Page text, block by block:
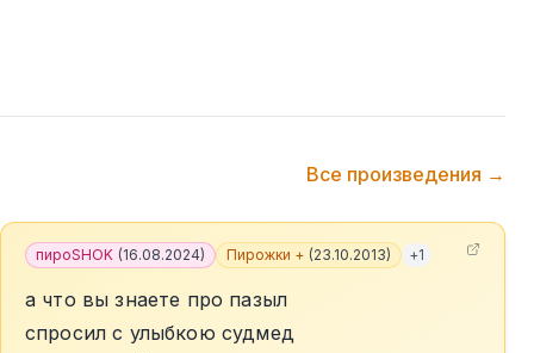
Все произведения →
пироSHOK (16.08.2024) Пирожки + (23.10.2013) +1
а что вы знаете про пазыл
спросил с улыбкою судмед